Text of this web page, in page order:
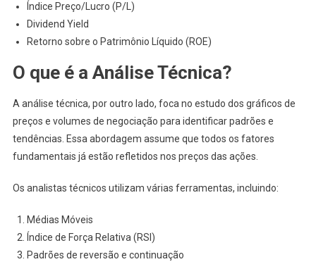
Índice Preço/Lucro (P/L)
Dividend Yield
Retorno sobre o Patrimônio Líquido (ROE)
O que é a Análise Técnica?
A análise técnica, por outro lado, foca no estudo dos gráficos de
preços e volumes de negociação para identificar padrões e
tendências. Essa abordagem assume que todos os fatores
fundamentais já estão refletidos nos preços das ações.
Os analistas técnicos utilizam várias ferramentas, incluindo:
Médias Móveis
Índice de Força Relativa (RSI)
Padrões de reversão e continuação